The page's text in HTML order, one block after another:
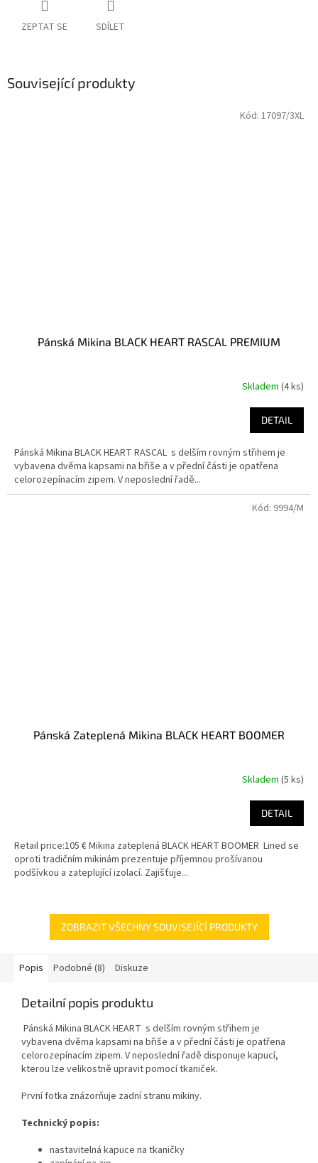
ZEPTAT SE SDÍLET
Související produkty
Pánská Mikina BLACK HEART RASCAL PREMIUM
Skladem (4 ks)
DETAIL
Pánská Mikina BLACK HEART RASCAL s delším rovným střihem je
vybavena dvěma kapsami na břiše a v přední části je opatřena
celorozepínacím zipem. V neposlední řadě...
Kód: 17097/3XL
Pánská Zateplená Mikina BLACK HEART BOOMER
Skladem (5 ks)
DETAIL
Retail price:105 € Mikina zateplená BLACK HEART BOOMER Lined se
oproti tradičním mikinám prezentuje příjemnou prošívanou
podšívkou a zateplující izolací. Zajišťuje...
Kód: 9994/M
ZOBRAZIT VŠECHNY SOUVISEJÍCÍ PRODUKTY
Popis Podobné (8) Diskuze
Detailní popis produktu
Pánská Mikina BLACK HEART s delším rovným střihem je
vybavena dvěma kapsami na břiše a v přední části je opatřena
celorozepínacím zipem. V neposlední řadě disponuje kapucí,
kterou lze velikostně upravit pomocí tkaniček.
První fotka znázorňuje zadní stranu mikiny.
Technický popis:
nastavitelná kapuce na tkaničky